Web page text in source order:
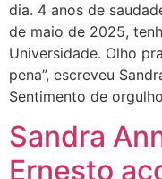
dia. 4 anos de
de maio de 2025,
Universidade. Olho
pena”, escreveu
Sentimento de
Sandra
Ernesto